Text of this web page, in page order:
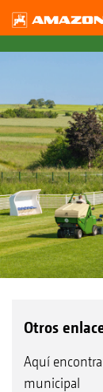
Otros
Aquí
municipal